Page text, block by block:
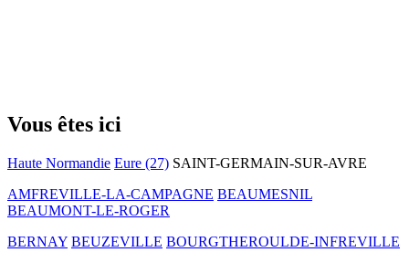
Vous êtes ici
Haute Normandie Eure (27) SAINT-GERMAIN-SUR-AVRE
AMFREVILLE-LA-CAMPAGNE BEAUMESNIL
BEAUMONT-LE-ROGER
BERNAY BEUZEVILLE BOURGTHEROULDE-INFREVILLE